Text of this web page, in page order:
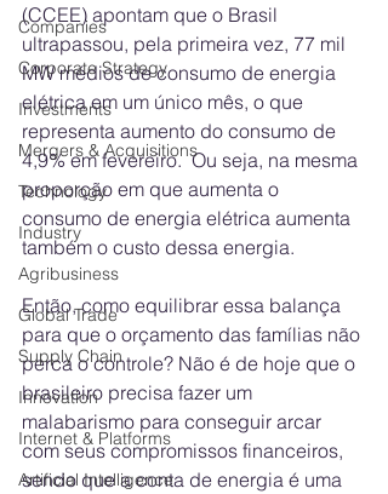
Companies
Corporate Strategy
Investments
Mergers & Acquisitions
Technology
Industry
Agribusiness
Global Trade
Supply Chain
Innovation
Internet & Platforms
Artificial Intelligence
(CCEE) apontam que o Brasil
ultrapassou, pela primeira vez, 77 mil
MW médios de consumo de energia
elétrica em um único mês, o que
representa aumento do consumo de
4,9% em fevereiro.  Ou seja, na mesma
proporção em que aumenta o
consumo de energia elétrica aumenta
também o custo dessa energia.
Então, como equilibrar essa balança
para que o orçamento das famílias não
perca o controle? Não é de hoje que o
brasileiro precisa fazer um
malabarismo para conseguir arcar
com seus compromissos financeiros,
sendo que a conta de energia é uma